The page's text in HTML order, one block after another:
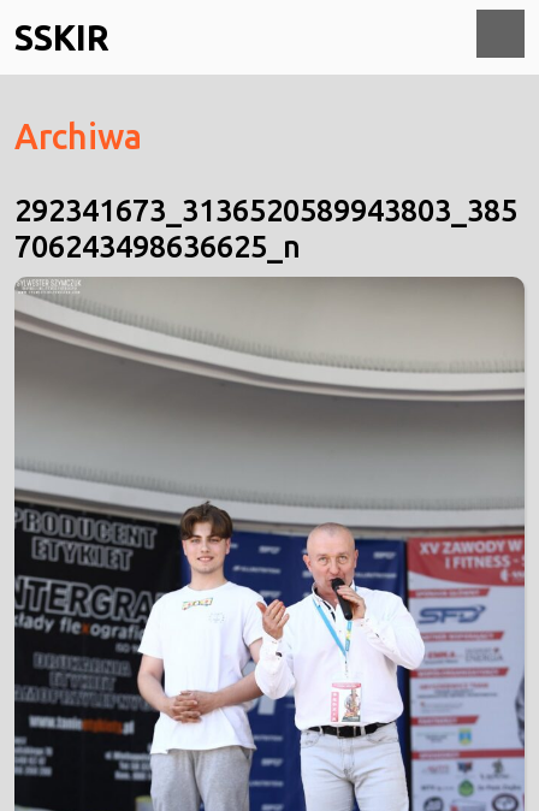
to
content
SSKIR
Archiwa
292341673_3136520589943803_385
706243498636625_n